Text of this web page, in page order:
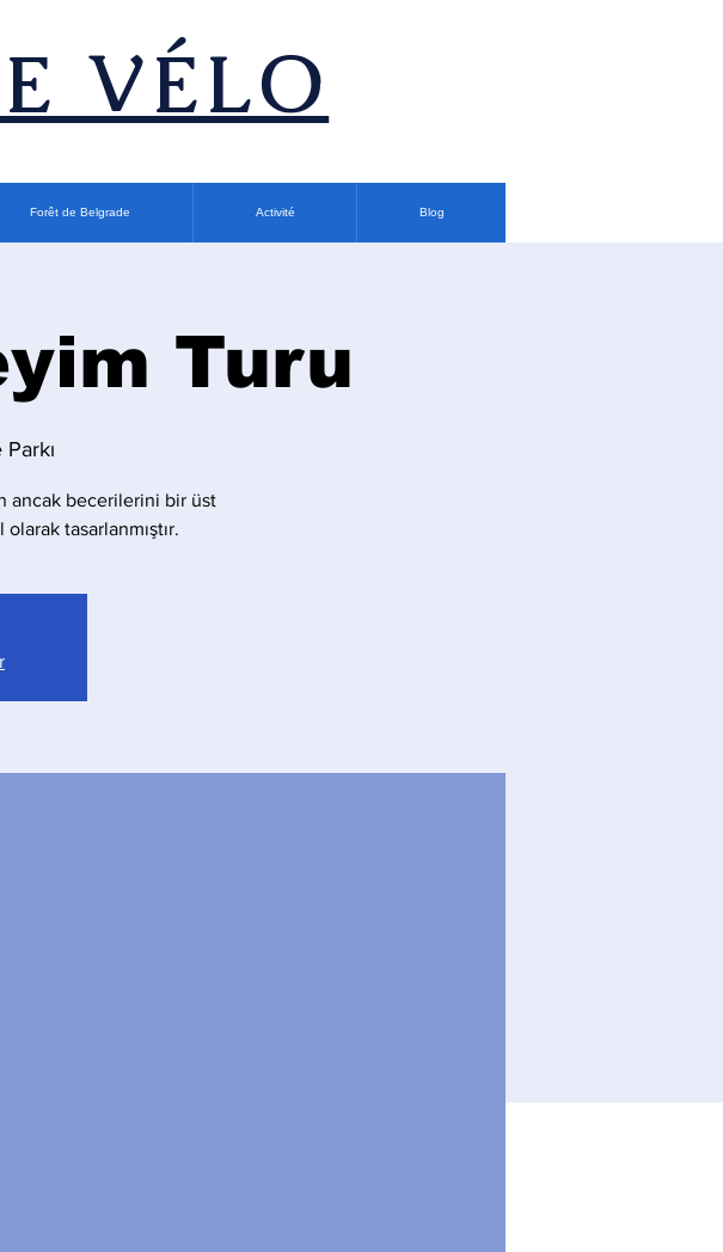
VÉLO
Forêt de Belgrade Activité Blog
Turu
ancak becerilerini bir üst
tasarlanmıştır.